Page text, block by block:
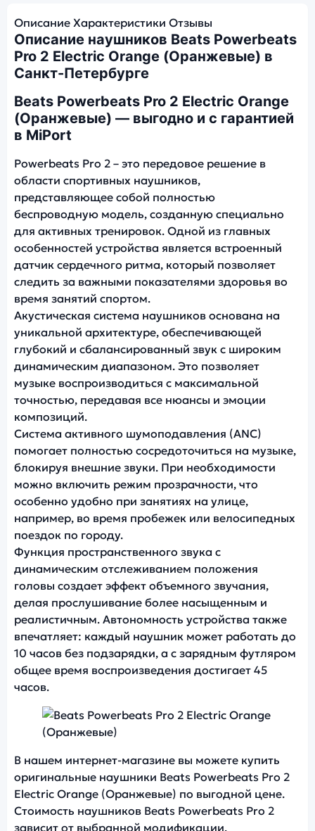
Описание Характеристики Отзывы
Описание наушников Beats Powerbeats
Pro 2 Electric Orange (Оранжевые) в
Санкт-Петербурге
Beats Powerbeats Pro 2 Electric Orange
(Оранжевые) — выгодно и с гарантией
в MiPort
Powerbeats Pro 2 – это передовое решение в
области спортивных наушников,
представляющее собой полностью
беспроводную модель, созданную специально
для активных тренировок. Одной из главных
особенностей устройства является встроенный
датчик сердечного ритма, который позволяет
следить за важными показателями здоровья во
время занятий спортом.
Акустическая система наушников основана на
уникальной архитектуре, обеспечивающей
глубокий и сбалансированный звук с широким
динамическим диапазоном. Это позволяет
музыке воспроизводиться с максимальной
точностью, передавая все нюансы и эмоции
композиций.
Система активного шумоподавления (ANC)
помогает полностью сосредоточиться на музыке,
блокируя внешние звуки. При необходимости
можно включить режим прозрачности, что
особенно удобно при занятиях на улице,
например, во время пробежек или велосипедных
поездок по городу.
Функция пространственного звука с
динамическим отслеживанием положения
головы создает эффект объемного звучания,
делая прослушивание более насыщенным и
реалистичным. Автономность устройства также
впечатляет: каждый наушник может работать до
10 часов без подзарядки, а с зарядным футляром
общее время воспроизведения достигает 45
часов.
В нашем интернет-магазине вы можете купить
оригинальные наушники Beats Powerbeats Pro 2
Electric Orange (Оранжевые) по выгодной цене.
Стоимость наушников Beats Powerbeats Pro 2
зависит от выбранной модификации.